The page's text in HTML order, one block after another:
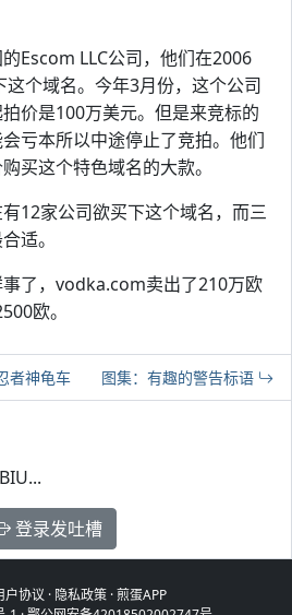
Escom LLC公司，他们在2006
个域名。今年3月份，这个公司
价是100万美元。但是来竞标的
亏本所以中途停止了竞拍。他们
买这个特色域名的大款。
12家公司欲买下这个域名，而三
适。
了，vodka.com卖出了210万欧
欧。
者神龟车 图集：有趣的警告标语
登录发吐槽
户协议 · 隐私政策·煎蛋APP